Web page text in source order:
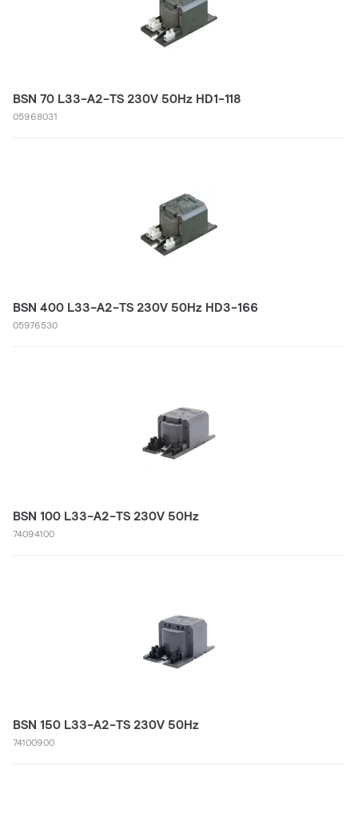
BSN 70 L33-A2-TS 230V 50Hz HD1-118
05968031
BSN 400 L33-A2-TS 230V 50Hz HD3-166
05976530
BSN 100 L33-A2-TS 230V 50Hz
74094100
BSN 150 L33-A2-TS 230V 50Hz
74100900